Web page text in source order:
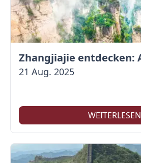
21 Aug. 2025
WEITERLESEN